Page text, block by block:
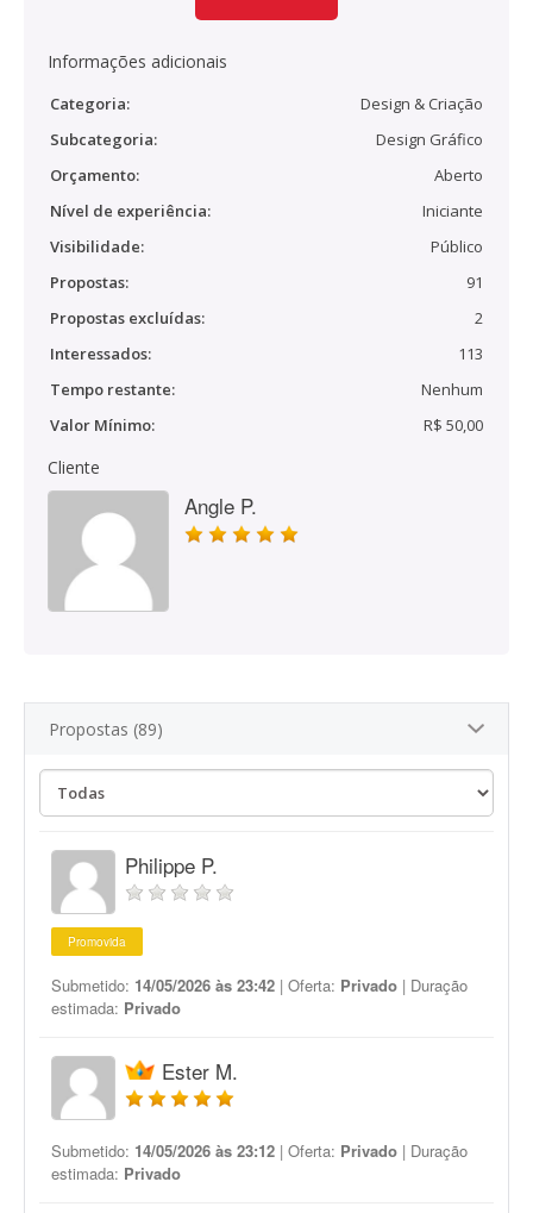
Informações adicionais
Categoria:
Design & Criação
Subcategoria:
Design Gráfico
Orçamento:
Aberto
Nível de experiência:
Iniciante
Visibilidade:
Público
Propostas:
91
Propostas excluídas:
2
Interessados:
113
Tempo restante:
Nenhum
Valor Mínimo:
R$ 50,00
Cliente
Angle P.
Propostas (89)
Philippe P.
Promovida
Submetido: 14/05/2026 às 23:42 | Oferta: Privado | Duração
estimada: Privado
Ester M.
Submetido: 14/05/2026 às 23:12 | Oferta: Privado | Duração
estimada: Privado